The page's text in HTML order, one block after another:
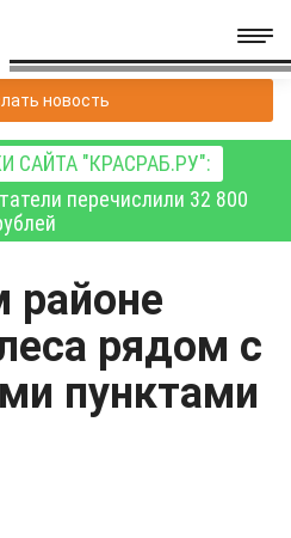
новость
"КРАСРАБ.РУ":
перечислили 32 800
районе
рядом с
пунктами